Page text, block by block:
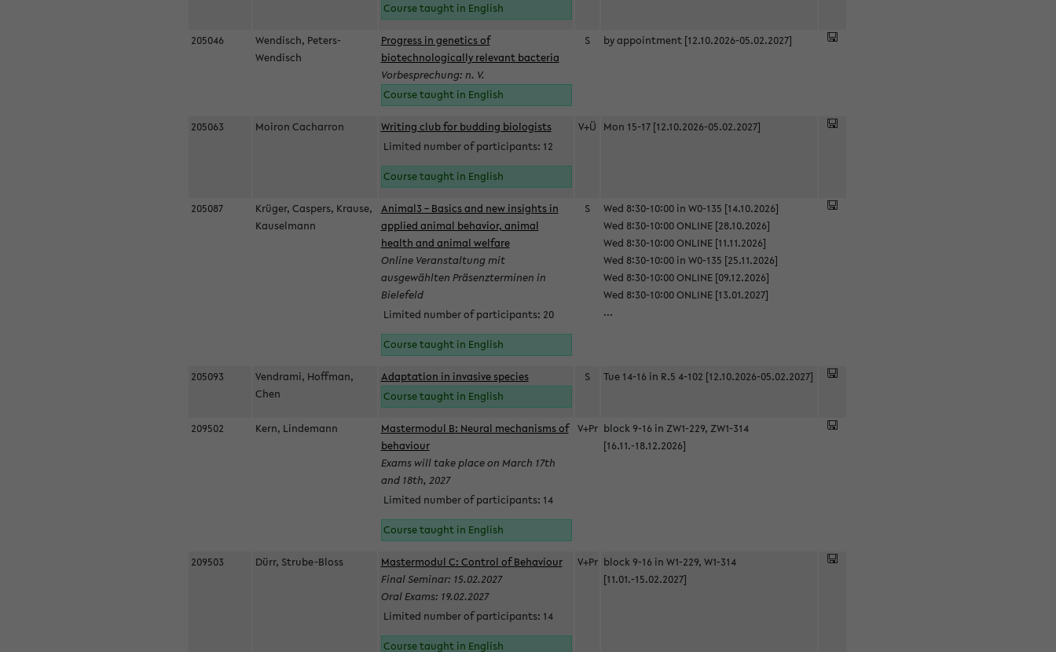
Course taught in English
205046
Wendisch, Peters-
Wendisch
Progress in genetics of
biotechnologically relevant bacteria
Vorbesprechung: n. V.
Course taught in English
S by appointment [12.10.2026-05.02.2027]
205063 Moiron Cacharron
Writing club for budding biologists
Limited number of participants: 12
Course taught in English
V+Ü Mon 15-17 [12.10.2026-05.02.2027]
205087
Krüger, Caspers, Krause,
Kauselmann
Animal3 – Basics and new insights in
applied animal behavior, animal
health and animal welfare
Online Veranstaltung mit
ausgewählten Präsenzterminen in
Bielefeld
Limited number of participants: 20
Course taught in English
S
Wed 8:30-10:00 in W0-135 [14.10.2026]
Wed 8:30-10:00 ONLINE [28.10.2026]
Wed 8:30-10:00 ONLINE [11.11.2026]
Wed 8:30-10:00 in W0-135 [25.11.2026]
Wed 8:30-10:00 ONLINE [09.12.2026]
Wed 8:30-10:00 ONLINE [13.01.2027]
...
205093
Vendrami, Hoffman,
Chen
Adaptation in invasive species
Course taught in English
S Tue 14-16 in R.5 4-102 [12.10.2026-05.02.2027]
209502 Kern, Lindemann
Mastermodul B: Neural mechanisms of
behaviour
Exams will take place on March 17th
and 18th, 2027
Limited number of participants: 14
Course taught in English
V+Pr block 9-16 in ZW1-229, ZW1-314
[16.11.-18.12.2026]
209503 Dürr, Strube-Bloss
Mastermodul C: Control of Behaviour
Final Seminar: 15.02.2027
Oral Exams: 19.02.2027
Limited number of participants: 14
Course taught in English
V+Pr block 9-16 in W1-229, W1-314
[11.01.-15.02.2027]